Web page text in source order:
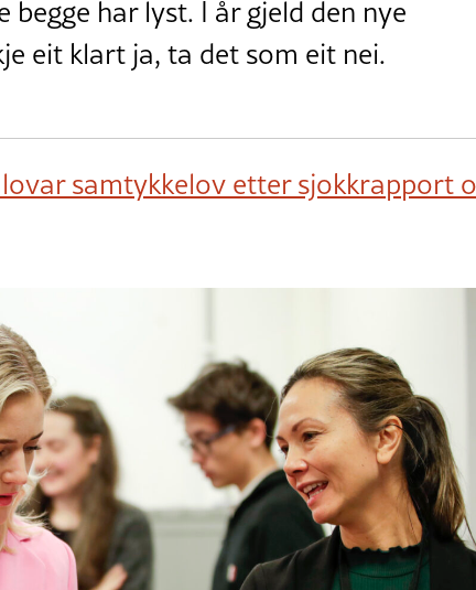
begge har lyst. I år gjeld den nye
eit klart ja, ta det som eit nei.
samtykkelov etter sjokkrapport